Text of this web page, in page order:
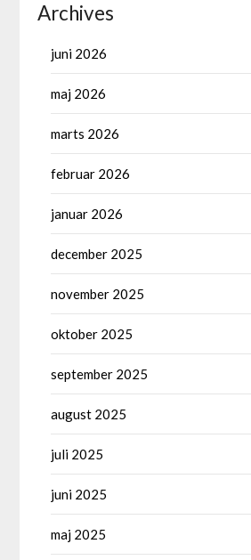
Archives
juni 2026
maj 2026
marts 2026
februar 2026
januar 2026
december 2025
november 2025
oktober 2025
september 2025
august 2025
juli 2025
juni 2025
maj 2025